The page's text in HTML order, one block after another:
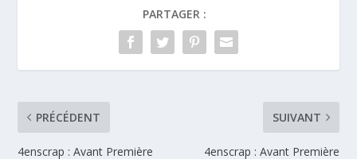
PARTAGER :
PRÉCÉDENT
4enscrap : Avant Première
SUIVANT
4enscrap : Avant Première